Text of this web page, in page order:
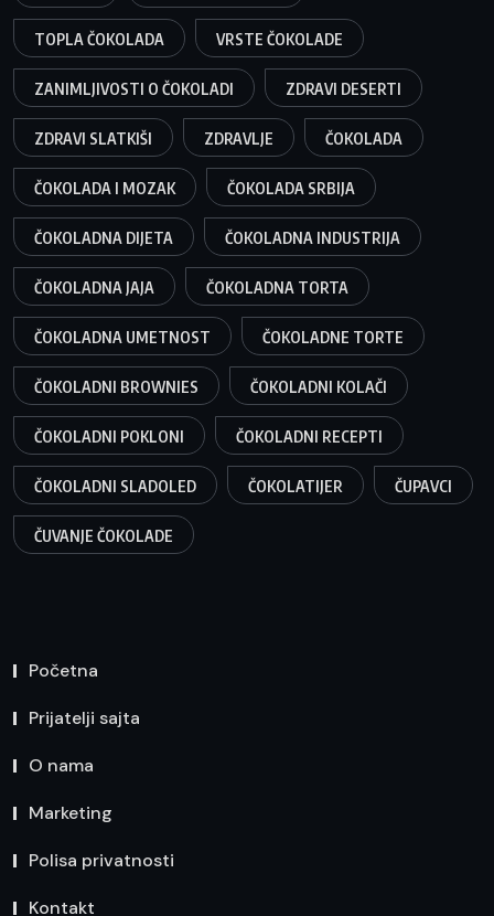
TOPLA ČOKOLADA VRSTE ČOKOLADE
ZANIMLJIVOSTI O ČOKOLADI ZDRAVI DESERTI
ZDRAVI SLATKIŠI ZDRAVLJE ČOKOLADA
ČOKOLADA I MOZAK ČOKOLADA SRBIJA
ČOKOLADNA DIJETA ČOKOLADNA INDUSTRIJA
ČOKOLADNA JAJA ČOKOLADNA TORTA
ČOKOLADNA UMETNOST ČOKOLADNE TORTE
ČOKOLADNI BROWNIES ČOKOLADNI KOLAČI
ČOKOLADNI POKLONI ČOKOLADNI RECEPTI
ČOKOLADNI SLADOLED ČOKOLATIJER ČUPAVCI
ČUVANJE ČOKOLADE
Početna
Prijatelji sajta
O nama
Marketing
Polisa privatnosti
Kontakt